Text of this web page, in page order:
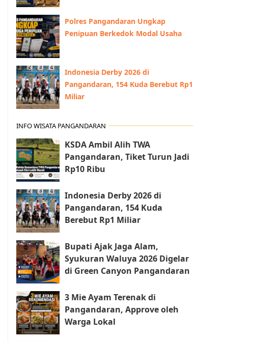
Polres Pangandaran Ungkap
Penipuan Berkedok Modal Usaha
Indonesia Derby 2026 di
Pangandaran, 154 Kuda Berebut Rp1
Miliar
INFO WISATA PANGANDARAN
KSDA Ambil Alih TWA
Pangandaran, Tiket Turun Jadi
Rp10 Ribu
Indonesia Derby 2026 di
Pangandaran, 154 Kuda
Berebut Rp1 Miliar
Bupati Ajak Jaga Alam,
Syukuran Waluya 2026 Digelar
di Green Canyon Pangandaran
3 Mie Ayam Terenak di
Pangandaran, Approve oleh
Warga Lokal